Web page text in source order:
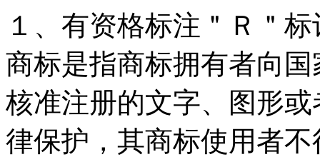
１、有资格标注＂Ｒ＂
商标是指商标拥有者向
核准注册的文字、图形
律保护，其商标使用者